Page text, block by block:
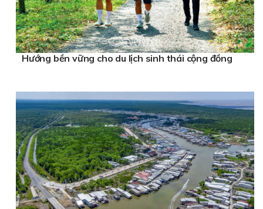
Hướng bền vững cho du lịch sinh thái cộng đồng